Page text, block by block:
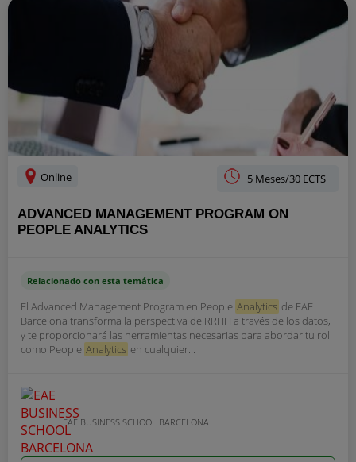
Online 5 Meses/30 ECTS
ADVANCED MANAGEMENT PROGRAM ON
PEOPLE ANALYTICS
Relacionado con esta temática
El Advanced Management Program en People Analytics de EAE
Barcelona transforma la perspectiva de RRHH a través de los datos,
y te proporcionará las herramientas necesarias para abordar tu rol
como People Analytics en cualquier...
EAE BUSINESS SCHOOL BARCELONA